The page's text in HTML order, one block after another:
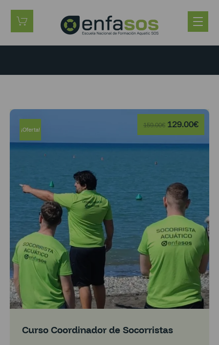
Curso Coordinador de Socorristas
159.00€ 129.00€
¡Oferta!